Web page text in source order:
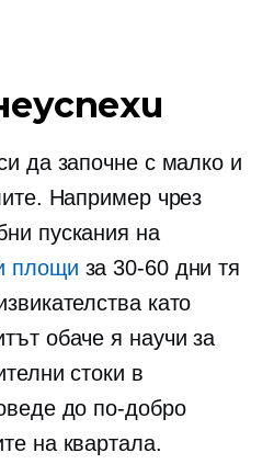
да започне с малко и
Например чрез
пускания на
площи за30-60дни тя
като
обаче я научи за
стоки в
до по-добро
на квартала.